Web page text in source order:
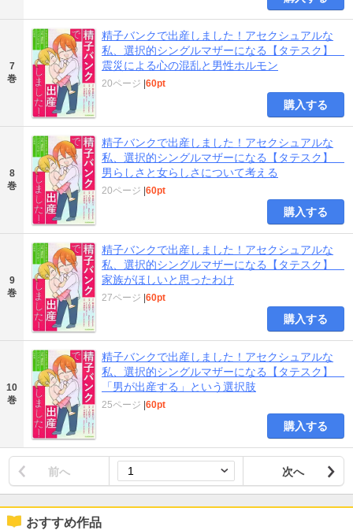
7
巻
精子バンクで出産しました！アセクシュアルな
私、選択的シングルマザーになる【タテスク】
震災による心の混乱と男性ホルモン
20ページ |60pt
購入する
8
巻
精子バンクで出産しました！アセクシュアルな
私、選択的シングルマザーになる【タテスク】
男らしさと女らしさについて考える
20ページ |60pt
購入する
9
巻
精子バンクで出産しました！アセクシュアルな
私、選択的シングルマザーになる【タテスク】
家族がほしいと思ったわけ
27ページ |60pt
購入する
10
巻
精子バンクで出産しました！アセクシュアルな
私、選択的シングルマザーになる【タテスク】
「男が出産する」という選択肢
25ページ |60pt
購入する
前へ 次へ
おすすめ作品